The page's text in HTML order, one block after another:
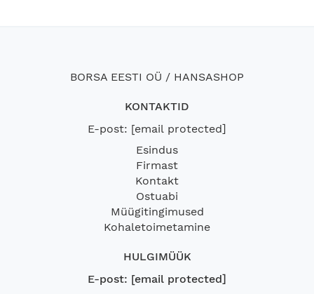
BORSA EESTI OÜ / HANSASHOP
KONTAKTID
E-post: [email protected]
Esindus
Firmast
Kontakt
Ostuabi
Müügitingimused
Kohaletoimetamine
HULGIMÜÜK
E-post: [email protected]